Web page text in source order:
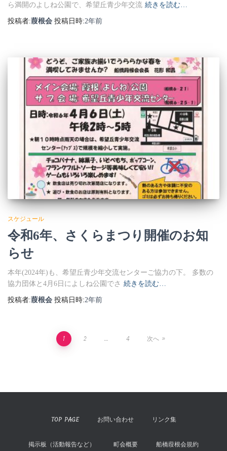
ら満開のよしね公園で、希望丘青少年交流 続きを読む…
投稿者:葭根会 投稿日時:2年前
スケジュール
令和6年、さくらまつり開催のお知
らせ
本年(2024年)も、希望丘青少年交流センターご協力の下。 多数の
協力団体と4月6日によしね公園でさ 続きを読む…
投稿者:葭根会 投稿日時:2年前
1 2 … 4 次へ
TOP PAGE お問い合わせ リンク集
掲示板（活動報告など） 町会概要 船橋葭根会規約